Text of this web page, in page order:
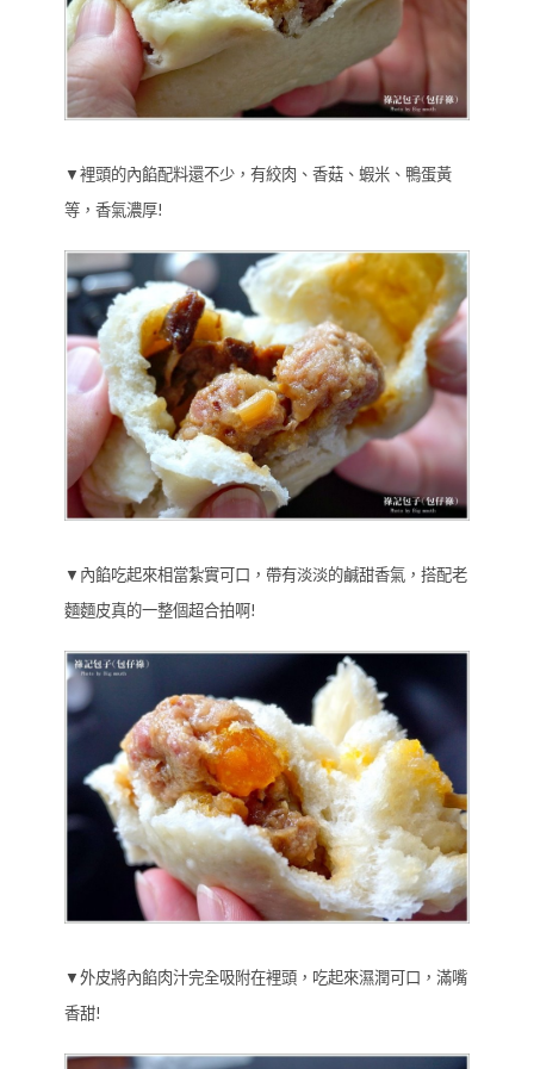
▼裡頭的內餡配料還不少，有絞肉、香菇、蝦米、鴨蛋黃
等，香氣濃厚!
▼內餡吃起來相當紮實可口，帶有淡淡的鹹甜香氣，搭配老
麵麵皮真的一整個超合拍啊!
▼外皮將內餡肉汁完全吸附在裡頭，吃起來濕潤可口，滿嘴
香甜!